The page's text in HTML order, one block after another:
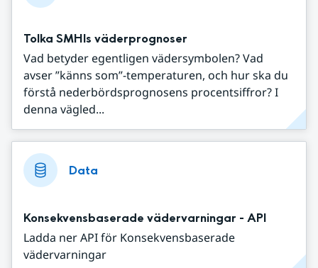
Tolka SMHIs väderprognoser
Vad betyder egentligen vädersymbolen? Vad
avser ”känns som”-temperaturen, och hur ska du
förstå nederbördsprognosens procentsiffror? I
denna vägled...
Data
Konsekvensbaserade vädervarningar - API
Ladda ner API för Konsekvensbaserade
vädervarningar